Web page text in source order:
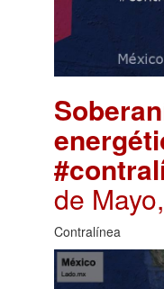
de
Contralínea